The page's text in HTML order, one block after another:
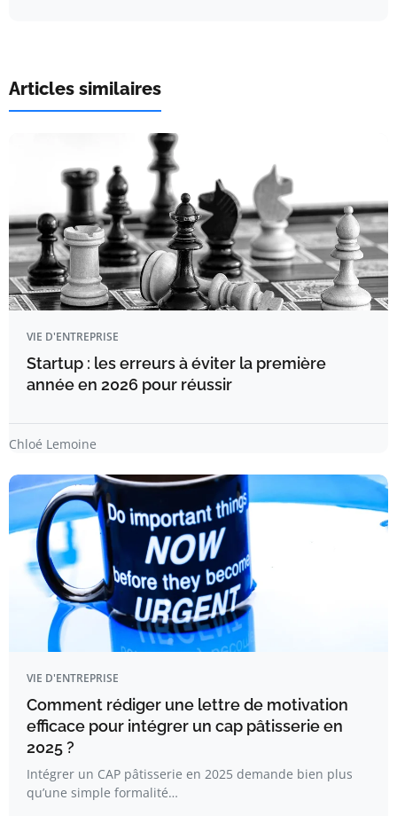
Articles similaires
VIE D'ENTREPRISE
Startup : les erreurs à éviter la première
année en 2026 pour réussir
Chloé Lemoine
VIE D'ENTREPRISE
Comment rédiger une lettre de motivation
efficace pour intégrer un cap pâtisserie en
2025 ?
Intégrer un CAP pâtisserie en 2025 demande bien plus
qu’une simple formalité…